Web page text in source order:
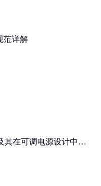
范详解
其在可调电源设计中的